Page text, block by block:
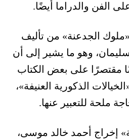
الفن والدراما أيضًا.
الجدعنة» من تأليف
وهو ما يشير إلى أن
مقتصرًا على بعض الكتاب
الذكورية العنيفة»،
ملحة للتعبير عنها.
إخراج أحمد خالد موسى،